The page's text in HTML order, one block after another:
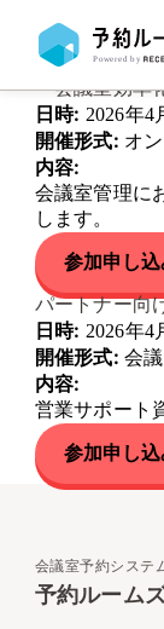
予約ルームズ
開催予定のセ
「会議室効率
日時: 2026年4
開催形式: オ
内容:
会議室管理に
します。
参加申し込
パートナー向
日時: 2026年4
開催形式: 会
内容:
営業サポート
参加申し込
会議室予約システ
予約ルーム